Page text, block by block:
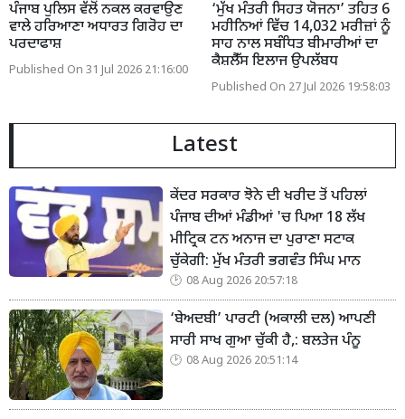
ਪੰਜਾਬ ਪੁਲਿਸ ਵੱਲੋਂ ਨਕਲ ਕਰਵਾਉਣ
ਵਾਲੇ ਹਰਿਆਣਾ ਅਧਾਰਤ ਗਿਰੋਹ ਦਾ
ਪਰਦਾਫਾਸ਼
Published On 31 Jul 2026 21:16:00
‘ਮੁੱਖ ਮੰਤਰੀ ਸਿਹਤ ਯੋਜਨਾ’ ਤਹਿਤ 6
ਮਹੀਨਿਆਂ ਵਿੱਚ 14,032 ਮਰੀਜ਼ਾਂ ਨੂੰ
ਸਾਹ ਨਾਲ ਸਬੰਧਿਤ ਬੀਮਾਰੀਆਂ ਦਾ
ਕੈਸ਼ਲੈੱਸ ਇਲਾਜ ਉਪਲੱਬਧ
Published On 27 Jul 2026 19:58:03
Latest
ਕੇਂਦਰ ਸਰਕਾਰ ਝੋਨੇ ਦੀ ਖਰੀਦ ਤੋਂ ਪਹਿਲਾਂ
ਪੰਜਾਬ ਦੀਆਂ ਮੰਡੀਆਂ 'ਚ ਪਿਆ 18 ਲੱਖ
ਮੀਟ੍ਰਿਕ ਟਨ ਅਨਾਜ ਦਾ ਪੁਰਾਣਾ ਸਟਾਕ
ਚੁੱਕੇਗੀ: ਮੁੱਖ ਮੰਤਰੀ ਭਗਵੰਤ ਸਿੰਘ ਮਾਨ
08 Aug 2026 20:57:18
‘ਬੇਅਦਬੀ’ ਪਾਰਟੀ (ਅਕਾਲੀ ਦਲ) ਆਪਣੀ
ਸਾਰੀ ਸਾਖ ਗੁਆ ਚੁੱਕੀ ਹੈ,: ਬਲਤੇਜ ਪੰਨੂ
08 Aug 2026 20:51:14